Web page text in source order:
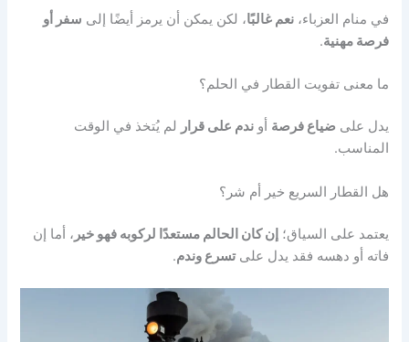
في منام العزباء،نعم غالبًا، لكن يمكن أن يرمز أيضًا إلى سفر أو
فرصة مهنية.
ما معنى تفويت القطار في الحلم؟
يدل على ضياع فرصة أوندم على قرار لم يُتخذ في الوقت
المناسب.
هل القطار السريع خير أم شر؟
يعتمد على السياق؛ إن كان الحالم مستعدًا لركوبه فهو خير ، أما إن
فاته أو دهسه فقد يدل علىتسرع وندم.